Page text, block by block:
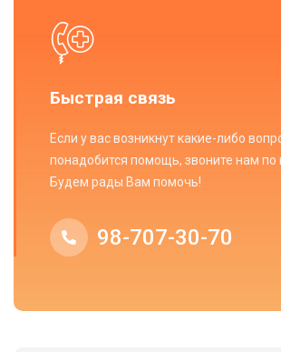
Быстрая связь
Если у вас возникнут какие-либо
понадобится помощь, звоните нам по
Будем рады Вам помочь!
98-707-30-70